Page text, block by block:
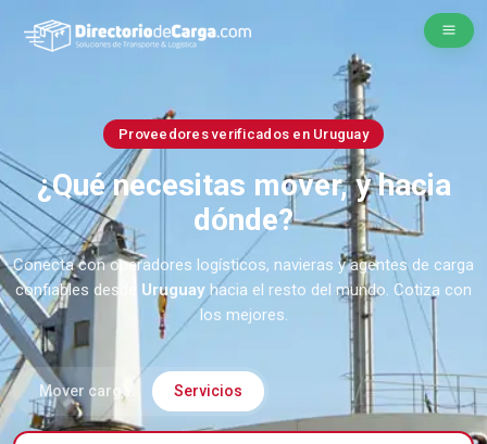
Proveedores verificados en Uruguay
¿Qué necesitas mover, y hacia
dónde?
Conecta con operadores logísticos, navieras y agentes de carga
confiables desde Uruguay hacia el resto del mundo. Cotiza con
los mejores.
Mover carga Servicios